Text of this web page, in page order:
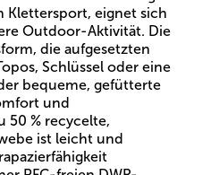
Klettersport, eignet sich
Outdoor-Aktivität. Die
die aufgesetzten
Schlüssel oder eine
bequeme, gefütterte
und
50 % recycelte,
ist leicht und